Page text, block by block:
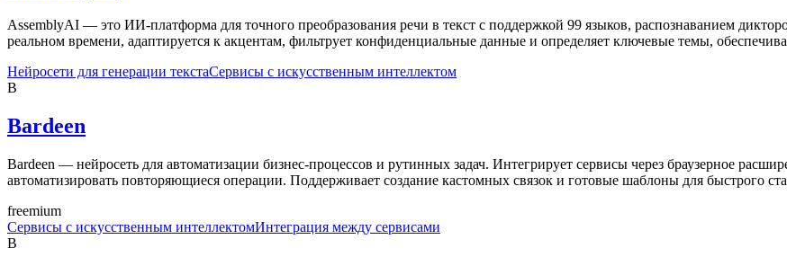
AssemblyAI — это ИИ-платформа для точного преобразования речи в текст с поддержкой 99 языков, распознаванием
реальном времени, адаптируется к акцентам, фильтрует конфиденциальные данные и определяет ключевые темы,
Нейросети для генерации текстаСервисы с искусственным интеллектом
B
Bardeen
Bardeen — нейросеть для автоматизации бизнес-процессов и рутинных задач. Интегрирует сервисы через браузерное
автоматизировать повторяющиеся операции. Поддерживает создание кастомных связок и готовые шаблоны для быстрого
freemium
Сервисы с искусственным интеллектомИнтеграция между сервисами
B